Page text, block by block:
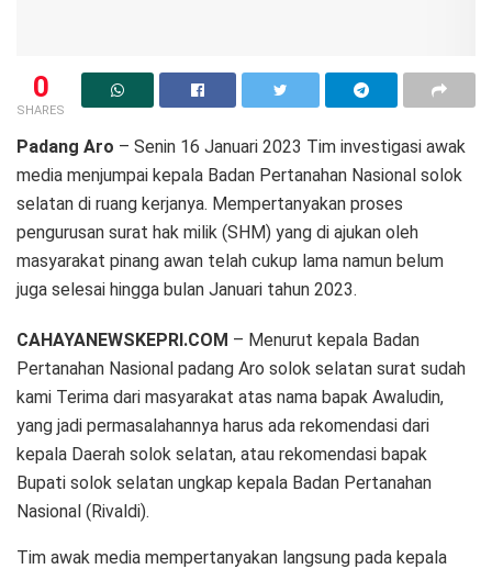
0
SHARES
Padang Aro – Senin 16 Januari 2023 Tim investigasi awak
media menjumpai kepala Badan Pertanahan Nasional solok
selatan di ruang kerjanya. Mempertanyakan proses
pengurusan surat hak milik (SHM) yang di ajukan oleh
masyarakat pinang awan telah cukup lama namun belum
juga selesai hingga bulan Januari tahun 2023.
CAHAYANEWSKEPRI.COM – Menurut kepala Badan
Pertanahan Nasional padang Aro solok selatan surat sudah
kami Terima dari masyarakat atas nama bapak Awaludin,
yang jadi permasalahannya harus ada rekomendasi dari
kepala Daerah solok selatan, atau rekomendasi bapak
Bupati solok selatan ungkap kepala Badan Pertanahan
Nasional (Rivaldi).
Tim awak media mempertanyakan langsung pada kepala